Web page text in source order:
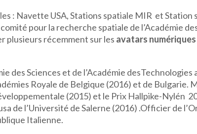
: Navette USA, Stations spatiale MIR et
pour la recherche spatiale de l’Académie
plusieurs récemment sur les avatars numériques
des Sciences et de l’Académie desTechnologies
Royale de Belgique (2016) et de Bulgarie.
(2015) et le Prix Hallpike-Nylén
de l’Université de Salerne (2016) .Officier de
Italienne.